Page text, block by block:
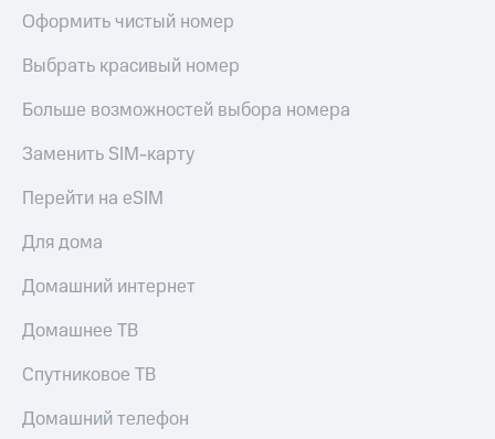
Оформить чистый номер
Выбрать красивый номер
Больше возможностей выбора номера
Заменить SIM-карту
Перейти на eSIM
Для дома
Домашний интернет
Домашнее ТВ
Спутниковое ТВ
Домашний телефон